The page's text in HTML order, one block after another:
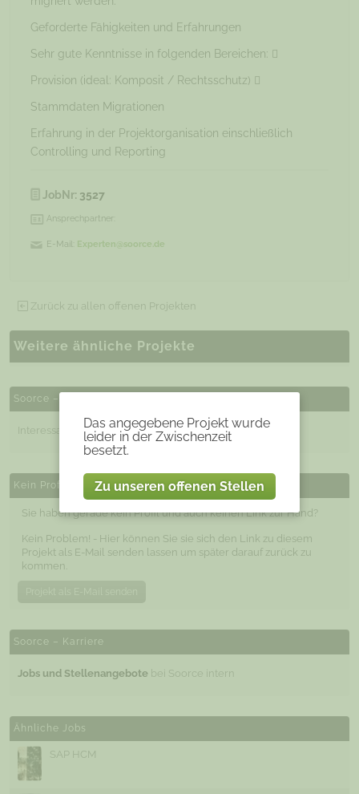
Das angegebene Projekt wurde
leider in der Zwischenzeit
besetzt.
Zu unseren offenen Stellen
Geforderte Fähigkeiten und Erfahrungen
Sehr gute Kenntnisse in folgenden Bereichen: 
Provision (ideal: Komposit / Rechtsschutz) 
Stammdaten Migrationen
Erfahrung in der Projektorganisation einschließlich
Controlling und Reporting
JobNr: 3527
Ansprechpartner:
E-Mail: Experten@soorce.de
Zurück zu allen offenen Projekten
Weitere ähnliche Projekte
Soorce – Projekte und Jobs
Interessante Projekte und Jobs hier finden
Kein Profil / CV zur Hand?
Sie haben gerade kein Profil und auch keinen Link zur Hand?
Kein Problem! - Hier können Sie sie sich den Link zu diesem
Projekt als E-Mail senden lassen um später darauf zurück zu
kommen.
Soorce – Karriere
Jobs und Stellenangebote bei Soorce intern
Ähnliche Jobs
SAP HCM